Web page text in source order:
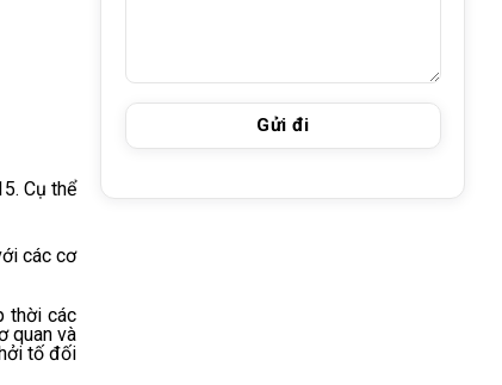
Cụ thể
các cơ
thời các
quan và
tố đối